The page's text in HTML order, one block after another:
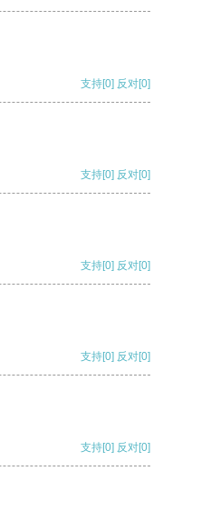
支持[0] 反对[0]
支持[0] 反对[0]
支持[0] 反对[0]
支持[0] 反对[0]
支持[0] 反对[0]